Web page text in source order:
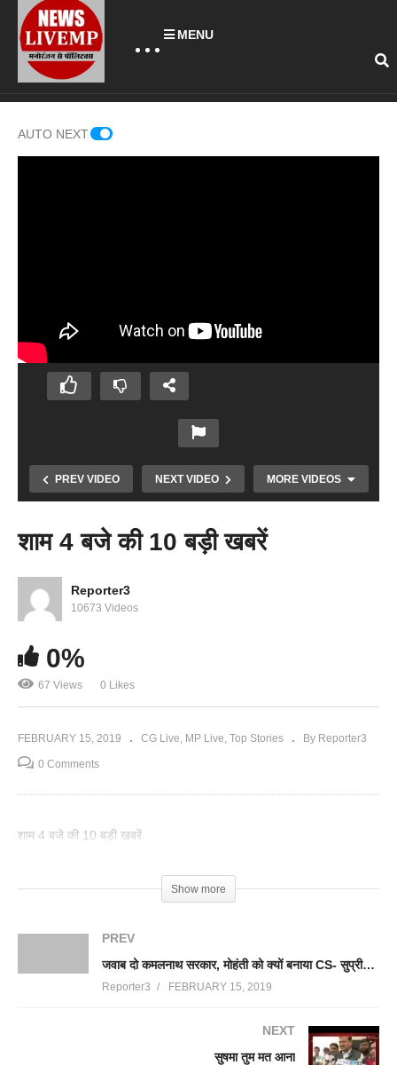
MENU
AUTO NEXT
PREV VIDEO NEXT VIDEO MORE VIDEOS
शाम 4 बजे की 10 बड़ी खबरें
Reporter3
10673 Videos
0%
67 Views 0 Likes
FEBRUARY 15, 2019 CG Live MP Live Top Stories By Reporter3
0 Comments
शाम 4 बजे की 10 बड़ी खबरें
Show more
PREV
जवाब दो कमलनाथ सरकार, मोहंती को क्यों बनाया CS- सुप्रीम कोर्ट
Reporter3 FEBRUARY 15, 2019
NEXT
सुषमा तुम मत आना